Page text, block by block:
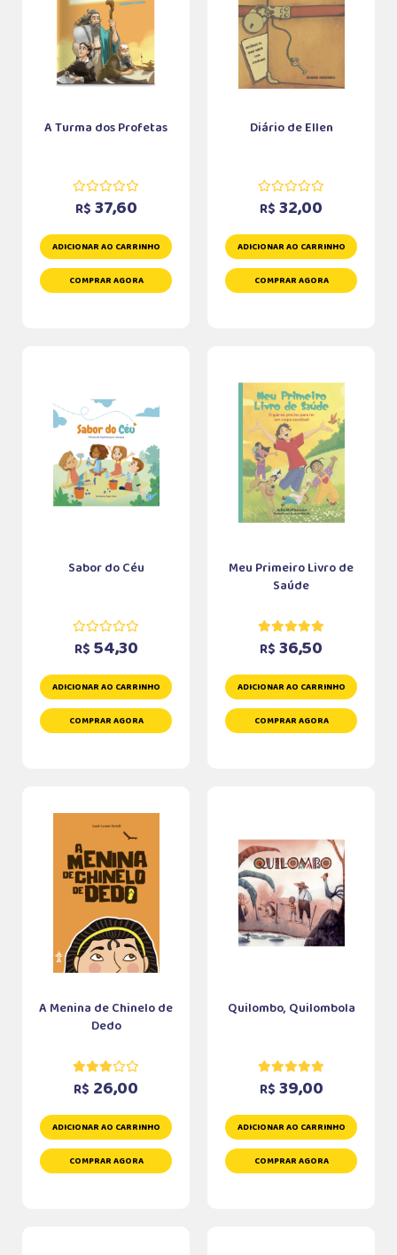
A Turma dos Profetas
R$ 37,60
ADICIONAR AO CARRINHO
COMPRAR AGORA
Diário de Ellen
R$ 32,00
ADICIONAR AO CARRINHO
COMPRAR AGORA
Sabor do Céu
R$ 54,30
ADICIONAR AO CARRINHO
COMPRAR AGORA
Meu Primeiro Livro de
Saúde
R$ 36,50
ADICIONAR AO CARRINHO
COMPRAR AGORA
A Menina de Chinelo de
Dedo
R$ 26,00
ADICIONAR AO CARRINHO
COMPRAR AGORA
Quilombo, Quilombola
R$ 39,00
ADICIONAR AO CARRINHO
COMPRAR AGORA